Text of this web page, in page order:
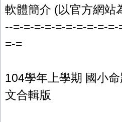
軟體簡介 (以官方網站
--=-=-=-=-=-=-=-=-=-
=-=
104學年上學期 國小
文合輯版